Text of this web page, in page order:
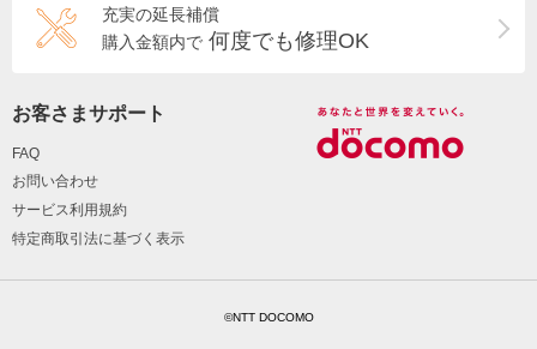
充実の延長補償
購入金額内で 何度でも修理OK
お客さまサポート
FAQ
お問い合わせ
サービス利用規約
特定商取引法に基づく表示
©NTT DOCOMO